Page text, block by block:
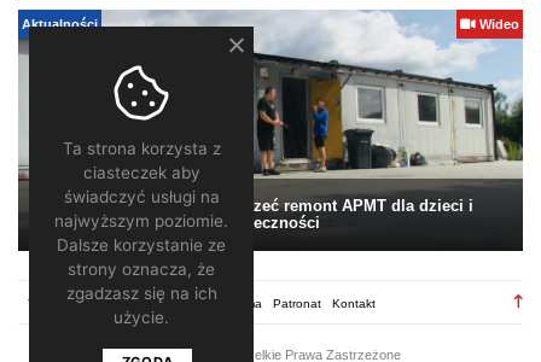
Aktualności Wideo
Pomagamy. Warto wesprzeć remont APMT dla dzieci i
społeczności
Regulamin Redakcja Reklama Patronat Kontakt
2026 © / Wszelkie Prawa Zastrzeżone
Ta strona korzysta z
ciasteczek aby
świadczyć usługi na
najwyższym poziomie.
Dalsze korzystanie ze
strony oznacza, że
zgadzasz się na ich
użycie.